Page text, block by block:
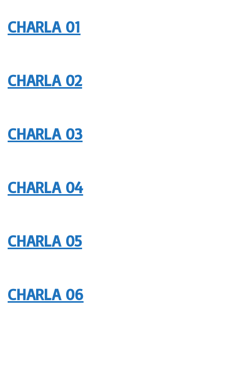
CHARLA 01
CHARLA 02
CHARLA 03
CHARLA 04
CHARLA 05
CHARLA 06